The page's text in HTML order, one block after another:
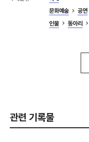
문화예술
공연
인물
동아리
관련 기록물